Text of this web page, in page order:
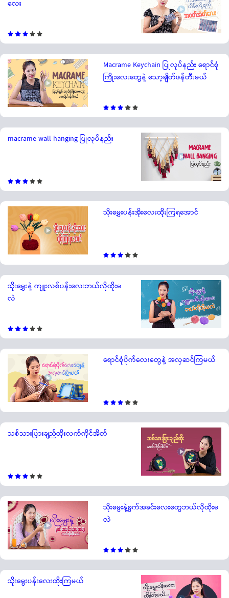
လေး
Macrame Keychain ပြုလုပ်နည်း ရောင်စုံ
ကြိုးလေးတွေနဲ့ သော့ချိတ်ဖန်တီးမယ်
macrame wall hanging ပြုလုပ်နည်း
သိုးမွှေးပန်းအိုးလေးထိုးကြရအောင်
သိုးမွှေးနဲ့ ကျူးလစ်ပန်းလေးဘယ်လိုထိုးမ
လဲ
ရောင်စုံပိုက်လေးတွေနဲ့ အလှဆင်ကြမယ်
သစ်သားပြားချည်ထိုးလက်ကိုင်အိတ်
သိုးမွေးနဲ့ခွက်အခင်းလေးတွေဘယ်လိုထိုးမ
လဲ
သိုးမွေးပန်းလေးထိုးကြမယ်